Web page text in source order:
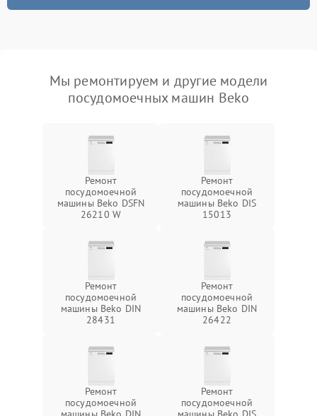
Мы ремонтируем и другие модели
посудомоечных машин Beko
Ремонт
посудомоечной
машины Beko DSFN
26210 W
Ремонт
посудомоечной
машины Beko DIS
15013
Ремонт
посудомоечной
машины Beko DIN
28431
Ремонт
посудомоечной
машины Beko DIN
26422
Ремонт
посудомоечной
Ремонт
посудомоечной